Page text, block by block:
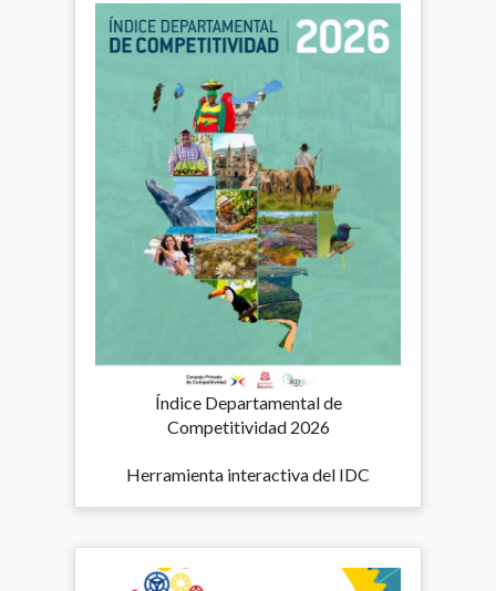
Índice Departamental de
Competitividad 2026
Herramienta interactiva del IDC